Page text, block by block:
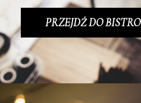
PRZEJDŹ DO BISTRO